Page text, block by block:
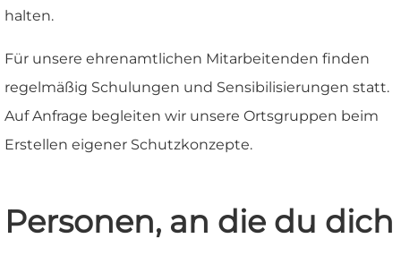
halten.
Für unsere ehrenamtlichen Mitarbeitenden finden
regelmäßig Schulungen und Sensibilisierungen statt.
Auf Anfrage begleiten wir unsere Ortsgruppen beim
Erstellen eigener Schutzkonzepte.
Personen, an die du dich